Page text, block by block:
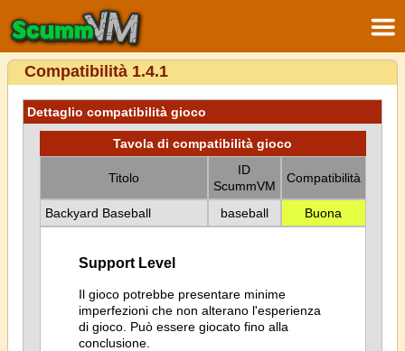
Compatibilità 1.4.1
Dettaglio compatibilità gioco
Tavola di compatibilità gioco
Titolo
ID
ScummVM
Compatibilità
Backyard Baseball baseball Buona
Support Level
Il gioco potrebbe presentare minime
imperfezioni che non alterano l'esperienza
di gioco. Può essere giocato fino alla
conclusione.